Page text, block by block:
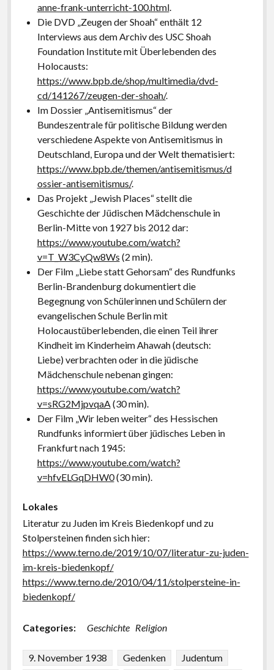
anne-frank-unterricht-100.html.
Die DVD „Zeugen der Shoah“ enthält 12
Interviews aus dem Archiv des USC Shoah
Foundation Institute mit Überlebenden des
Holocausts:
https://www.bpb.de/shop/multimedia/dvd-
cd/141267/zeugen-der-shoah/.
Im Dossier „Antisemitismus“ der
Bundeszentrale für politische Bildung werden
verschiedene Aspekte von Antisemitismus in
Deutschland, Europa und der Welt thematisiert:
https://www.bpb.de/themen/antisemitismus/d
ossier-antisemitismus/.
Das Projekt „Jewish Places“ stellt die
Geschichte der Jüdischen Mädchenschule in
Berlin-Mitte von 1927 bis 2012 dar:
https://www.youtube.com/watch?
v=T_W3CyQw8Ws (2 min).
Der Film „Liebe statt Gehorsam“ des Rundfunks
Berlin-Brandenburg dokumentiert die
Begegnung von Schülerinnen und Schülern der
evangelischen Schule Berlin mit
Holocaustüberlebenden, die einen Teil ihrer
Kindheit im Kinderheim Ahawah (deutsch:
Liebe) verbrachten oder in die jüdische
Mädchenschule nebenan gingen:
https://www.youtube.com/watch?
v=sRG2MjpvqaA (30 min).
Der Film „Wir leben weiter“ des Hessischen
Rundfunks informiert über jüdisches Leben in
Frankfurt nach 1945:
https://www.youtube.com/watch?
v=hfvELGqDHW0(30 min).
Lokales
Literatur zu Juden im Kreis Biedenkopf und zu
Stolpersteinen finden sich hier:
https://www.terno.de/2019/10/07/literatur-zu-juden-
im-kreis-biedenkopf/
https://www.terno.de/2010/04/11/stolpersteine-in-
biedenkopf/
Categories: Geschichte Religion
9. November 1938 Gedenken
Judentum